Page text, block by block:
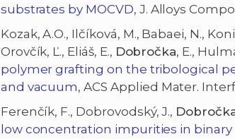
substrates by MOCVD, J. Alloys
Kozak, A.O., Ilčíková, M., Babaei, N.,
Orovčík, Ľ., Eliáš, E., Dobročka, E.,
polymer grafting on the tribological
and vacuum, ACS Applied Mater.
Ferenčík, F., Dobrovodský, J.,
low concentration impurities in binary